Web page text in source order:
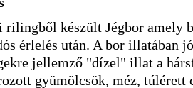
rilingből készült Jégbor amely
érlelés után. A bor illatában
jellemző "dízel" illat a
gyümölcsök, méz, túlérett